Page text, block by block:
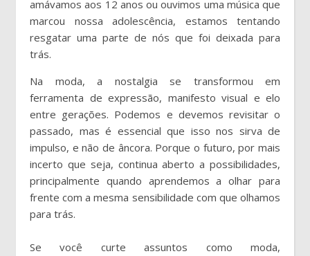
amávamos aos 12 anos ou ouvimos uma música que
marcou nossa adolescência, estamos tentando
resgatar uma parte de nós que foi deixada para
trás.
Na moda, a nostalgia se transformou em
ferramenta de expressão, manifesto visual e elo
entre gerações. Podemos e devemos revisitar o
passado, mas é essencial que isso nos sirva de
impulso, e não de âncora. Porque o futuro, por mais
incerto que seja, continua aberto a possibilidades,
principalmente quando aprendemos a olhar para
frente com a mesma sensibilidade com que olhamos
para trás.
Se você curte assuntos como moda,